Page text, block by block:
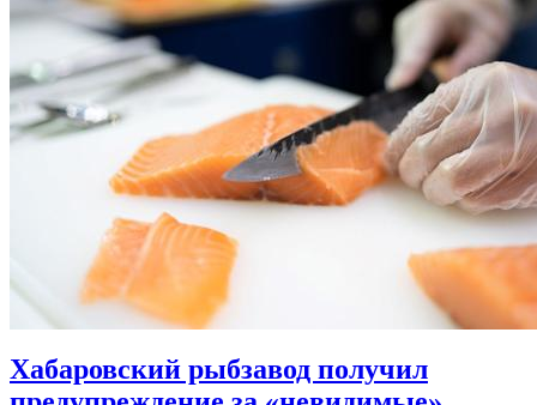
Хабаровский рыбзавод получил